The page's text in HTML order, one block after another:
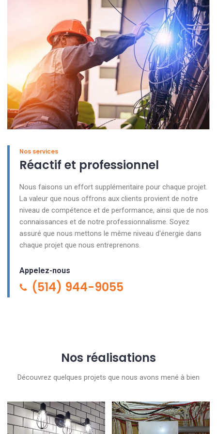
Nos services
Réactif et professionnel
Nous faisons un effort supplémentaire pour chaque projet.
La valeur que nous offrons aux clients provient de notre
niveau de compétence et de performance, ainsi que de nos
connaissances et de notre professionnalisme. Soyez
assuré que nous mettons le même niveau d'énergie dans
chaque projet que nous entreprenons.
Appelez-nous
(514) 944-9055
Nos réalisations
Découvrez quelques projets que nous avons mené à bien